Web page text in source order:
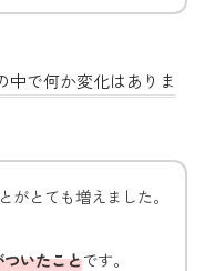
中で何か変化はありま
がとても増えました。
いたことです。